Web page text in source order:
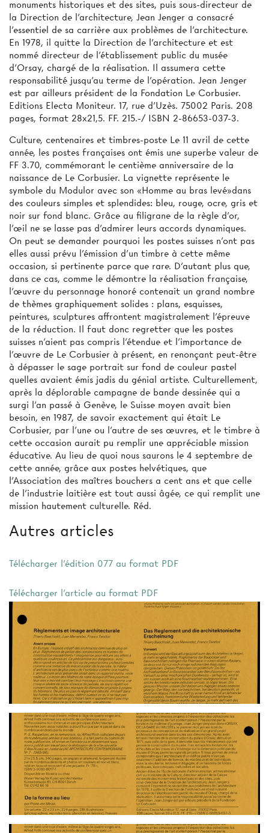
monuments historiques et des sites, puis sous-directeur de
la Direction de l’architecture, Jean Jenger a consacré
l'essentiel de sa carrière aux problèmes de l'architecture.
En 1978, il quitte la Direction de l'architecture et est
nommé directeur de l'établissement public du musée
d'Orsay, chargé de la réalisation. Il assumera cette
responsabilité jusqu'au terme de l'opération. Jean Jenger
est par ailleurs président de la Fondation Le Corbusier.
Editions Electa Moniteur. 17, rue d'Uzès. 75002 Paris. 208
pages, format 28x21,5. FF. 215.-/ ISBN 2-86653-037-3.
Culture, centenaires et timbres-poste Le 11 avril de cette
année, les postes françaises ont émis une superbe valeur de
FF 3.70, commémorant le centième anniversaire de la
naissance de Le Corbusier. La vignette représente le
symbole du Modulor avec son «Homme au bras levé»dans
des couleurs simples et splendides: bleu, rouge, ocre, gris et
noir sur fond blanc. Grâce au filigrane de la règle d'or,
l'œil ne se lasse pas d'admirer leurs accords dynamiques.
On peut se demander pourquoi les postes suisses n'ont pas
elles aussi prévu l'émission d’un timbre à cette même
occasion, si pertinente parce que rare. D'autant plus que,
dans ce cas, comme le démontre la réalisation française,
l'œuvre du personnage honoré contenait un grand nombre
de thèmes graphiquement solides : plans, esquisses,
peintures, sculptures affrontent magistralement l'épreuve
de la réduction. Il faut donc regretter que les postes
suisses n'aient pas compris l'étendue et l'importance de
l'œuvre de Le Corbusier à présent, en renonçant peut-être
à dépasser le sage portrait sur fond de couleur pastel
quelles avaient émis jadis du génial artiste. Culturellement,
après la déplorable campagne de bande dessinée qui a
surgi l'an passé à Genève, le Suisse moyen avait bien
besoin, en 1987, de savoir exactement qui était Le
Corbusier, par l’une ou l'autre de ses œuvres, et le timbre à
cette occasion aurait pu remplir une appréciable mission
éducative. Au lieu de quoi nous saurons le 4 septembre de
cette année, grâce aux postes helvétiques, que
l'Association des maîtres bouchers a cent ans et que celle
de l'industrie laitière est tout aussi âgée, ce qui remplit une
mission hautement culturelle. Réd.
Autres articles
Télécharger l'édition 077 au format PDF
Télécharger l'article au format PDF